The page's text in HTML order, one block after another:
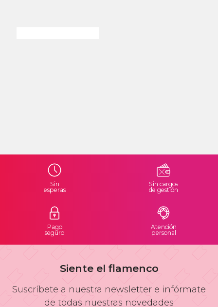
Sin
esperas
Sin cargos
de gestión
Pago
seguro
Atención
personal
Siente el flamenco
Suscríbete a nuestra newsletter e infórmate
de todas nuestras novedades